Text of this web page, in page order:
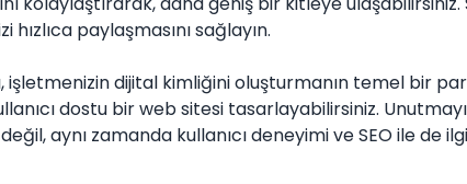
hızlıca paylaşmasını sağlayın.
işletmenizin dijital kimliğini oluşturmanın temel bir
dostu bir web sitesi tasarlayabilirsiniz.
aynı zamanda kullanıcı deneyimi ve SEO ile de